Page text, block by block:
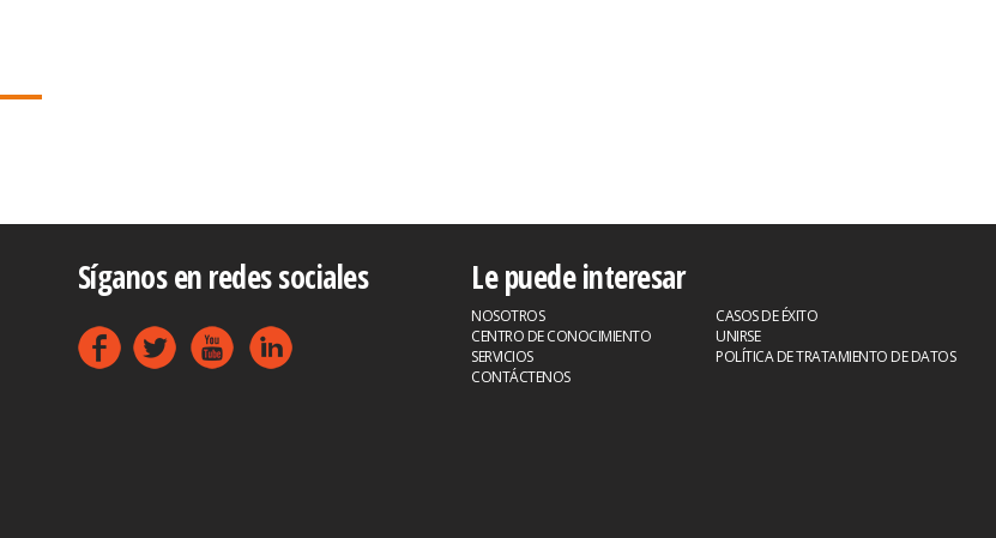
Síganos en redes sociales Le puede interesar
NOSOTROS
CASOS DE ÉXITO
CENTRO DE CONOCIMIENTO
UNIRSE
SERVICIOS
POLÍTICA DE TRATAMIENTO DE DATOS
CONTÁCTENOS